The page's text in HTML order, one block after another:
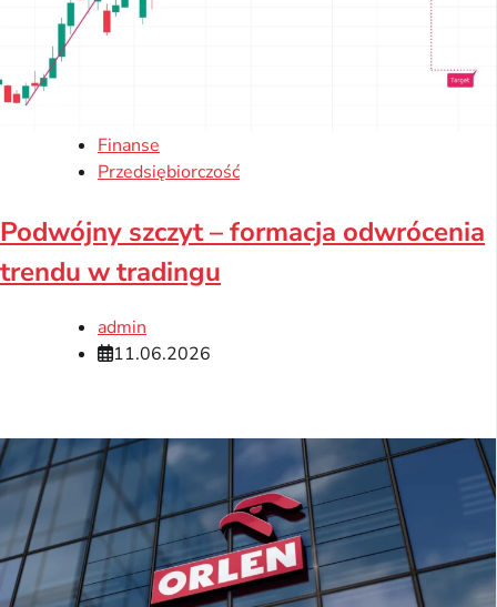
Finanse
Przedsiębiorczość
Podwójny szczyt – formacja odwrócenia
trendu w tradingu
admin
11.06.2026